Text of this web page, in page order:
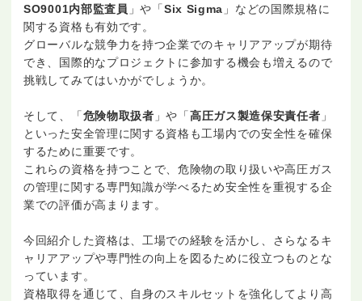
SO9001内部監査員 」や「Six Sigma 」などの国際規格に
関する資格も有効です。
グローバルな競争力を持つ企業でのキャリアアップが期待
でき、国際的なプロジェクトに参加する機会も増えるので
挑戦してみてはいかがでしょうか。
そして、「危険物取扱者 」や「高圧ガス製造保安責任者 」
といった安全管理に関する資格も工場内での安全性を確保
するために重要です。
これらの資格を持つことで、危険物の取り扱いや高圧ガス
の管理に関する専門知識が学べるため安全性を重視する企
業での評価が高まります。
今回紹介した資格は、工場での経験を活かし、さらなるキ
ャリアアップや専門性の向上を図るために役立つものとな
っています。
資格取得を通じて、自身のスキルセットを強化してより高